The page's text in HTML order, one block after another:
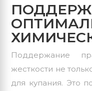
Поддержание
жесткости не
для купания. Это